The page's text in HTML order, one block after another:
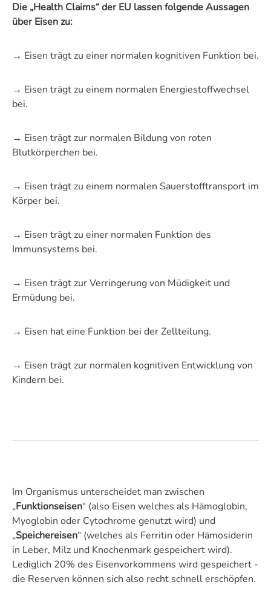
Die „Health Claims“ der EU lassen folgende Aussagen
über Eisen zu:
→ Eisen trägt zu einer normalen kognitiven Funktion bei.
→ Eisen trägt zu einem normalen Energiestoffwechsel
bei.
→ Eisen trägt zur normalen Bildung von roten
Blutkörperchen bei.
→ Eisen trägt zu einem normalen Sauerstofftransport im
Körper bei.
→ Eisen trägt zu einer normalen Funktion des
Immunsystems bei.
→ Eisen trägt zur Verringerung von Müdigkeit und
Ermüdung bei.
→ Eisen hat eine Funktion bei der Zellteilung.
→ Eisen trägt zur normalen kognitiven Entwicklung von
Kindern bei.
Im Organismus unterscheidet man zwischen
„Funktionseisen“ (also Eisen welches als Hämoglobin,
Myoglobin oder Cytochrome genutzt wird) und
„Speichereisen“ (welches als Ferritin oder Hämosiderin
in Leber, Milz und Knochenmark gespeichert wird).
Lediglich 20% des Eisenvorkommens wird gespeichert -
die Reserven können sich also recht schnell erschöpfen.